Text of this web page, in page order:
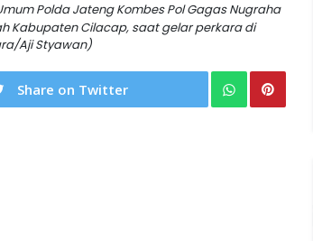
Polda Jateng Kombes Pol Gagas Nugraha
Kabupaten Cilacap, saat gelar perkara di
Aji Styawan)
Share on Twitter